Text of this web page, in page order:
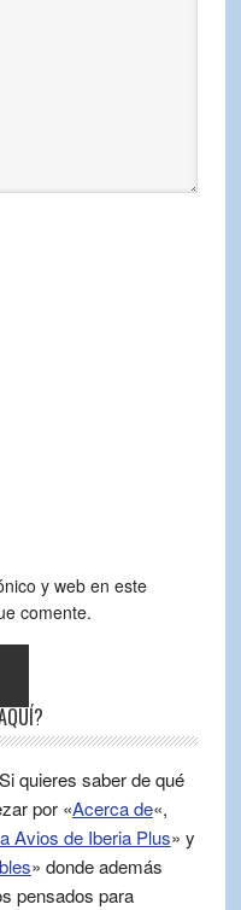
y web en este
comente.
quieres saber de qué
por «Acerca de«,
Avios de Iberia Plus» y
» donde además
pensados para